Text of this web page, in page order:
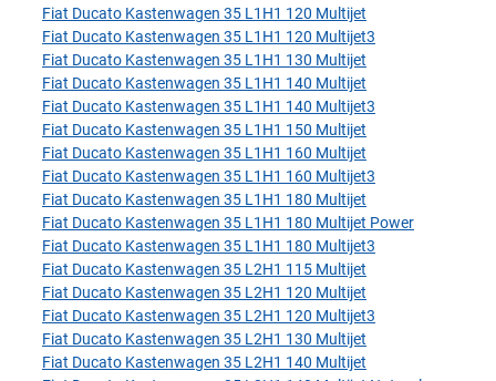
Fiat Ducato Kastenwagen 35 L1H1 120 Multijet
Fiat Ducato Kastenwagen 35 L1H1 120 Multijet3
Fiat Ducato Kastenwagen 35 L1H1 130 Multijet
Fiat Ducato Kastenwagen 35 L1H1 140 Multijet
Fiat Ducato Kastenwagen 35 L1H1 140 Multijet3
Fiat Ducato Kastenwagen 35 L1H1 150 Multijet
Fiat Ducato Kastenwagen 35 L1H1 160 Multijet
Fiat Ducato Kastenwagen 35 L1H1 160 Multijet3
Fiat Ducato Kastenwagen 35 L1H1 180 Multijet
Fiat Ducato Kastenwagen 35 L1H1 180 Multijet Power
Fiat Ducato Kastenwagen 35 L1H1 180 Multijet3
Fiat Ducato Kastenwagen 35 L2H1 115 Multijet
Fiat Ducato Kastenwagen 35 L2H1 120 Multijet
Fiat Ducato Kastenwagen 35 L2H1 120 Multijet3
Fiat Ducato Kastenwagen 35 L2H1 130 Multijet
Fiat Ducato Kastenwagen 35 L2H1 140 Multijet